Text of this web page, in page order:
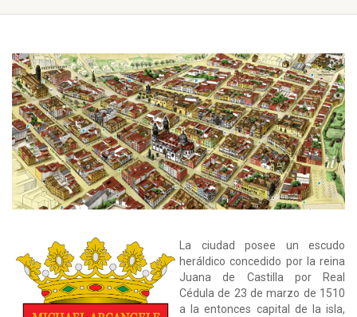
La ciudad posee un escudo
heráldico concedido por la reina
Juana de Castilla por Real
Cédula de 23 de marzo de 1510
a la entonces capital de la isla,